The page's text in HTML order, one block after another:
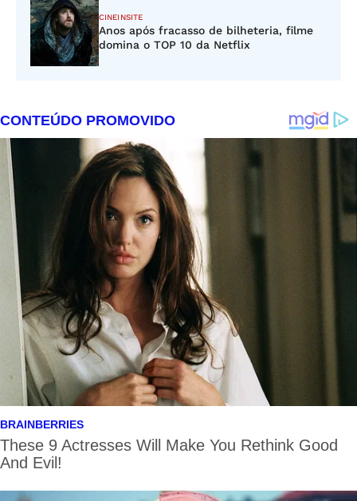
CINEINSITE
Anos após fracasso de bilheteria, filme
domina o TOP 10 da Netflix